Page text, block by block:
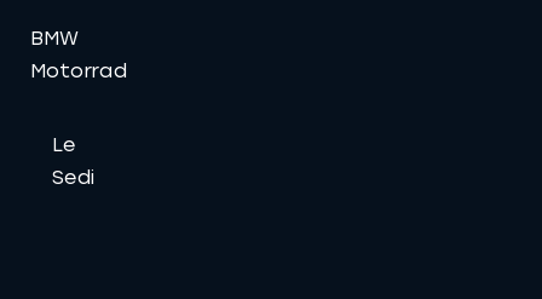
BMW
Motorrad
Le
Sedi